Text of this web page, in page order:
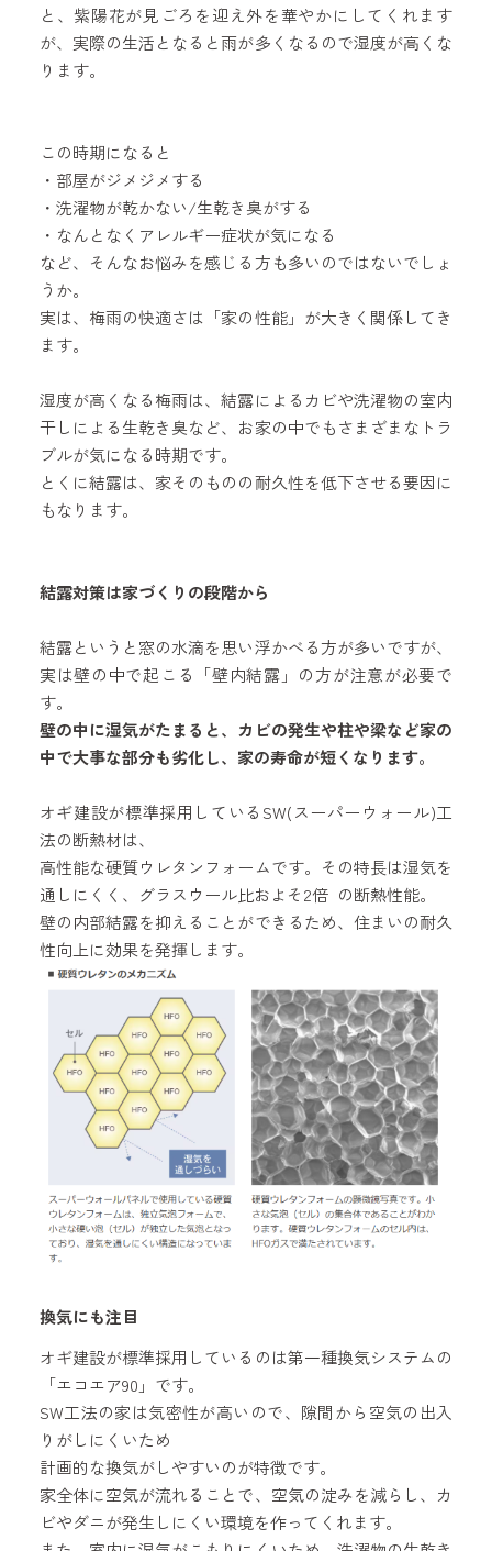
と、紫陽花が見ごろを迎え外を華やかにしてくれます
が、実際の生活となると雨が多くなるので湿度が高くな
ります。
この時期になると
・部屋がジメジメする
・洗濯物が乾かない/生乾き臭がする
・なんとなくアレルギー症状が気になる
など、そんなお悩みを感じる方も多いのではないでしょ
うか。
実は、梅雨の快適さは「家の性能」が大きく関係してき
ます。
湿度が高くなる梅雨は、結露によるカビや洗濯物の室内
干しによる生乾き臭など、お家の中でもさまざまなトラ
ブルが気になる時期です。
とくに結露は、家そのものの耐久性を低下させる要因に
もなります。
結露対策は家づくりの段階から
結露というと窓の水滴を思い浮かべる方が多いですが、
実は壁の中で起こる「壁内結露」の方が注意が必要で
す。
壁の中に湿気がたまると、カビの発生や柱や梁など家の
中で大事な部分も劣化し、家の寿命が短くなります。
オギ建設が標準採用しているSW(スーパーウォール)工
法の断熱材は、
高性能な硬質ウレタンフォームです。その特長は湿気を
通しにくく、グラスウール比およそ2倍 の断熱性能。
壁の内部結露を抑えることができるため、住まいの耐久
性向上に効果を発揮します。
換気にも注目
オギ建設が標準採用しているのは第一種換気システムの
「エコエア90」です。
SW工法の家は気密性が高いので、隙間から空気の出入
りがしにくいため
計画的な換気がしやすいのが特徴です。
家全体に空気が流れることで、空気の淀みを減らし、カ
ビやダニが発生しにくい環境を作ってくれます。